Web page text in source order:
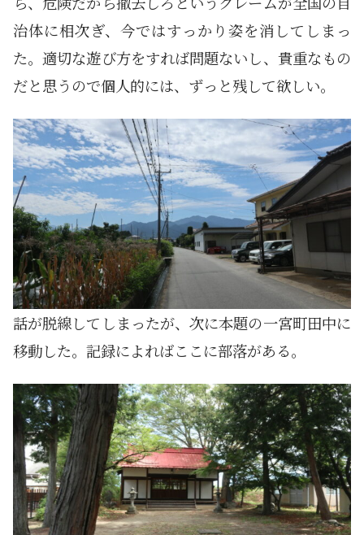
治体に相次ぎ、今ではすっかり姿を消してしまっ
た。適切な遊び方をすれば問題ないし、貴重なもの
だと思うので個人的には、ずっと残して欲しい。
話が脱線してしまったが、次に本題の一宮町田中に
移動した。記録によればここに部落がある。